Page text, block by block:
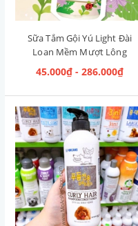
Sữa Tắm Gội Yú Light Đài
Loan Mềm Mượt Lông
Rosemary & Musk [Hương
Thảo & Xạ Hương]
45.000₫ - 286.000₫